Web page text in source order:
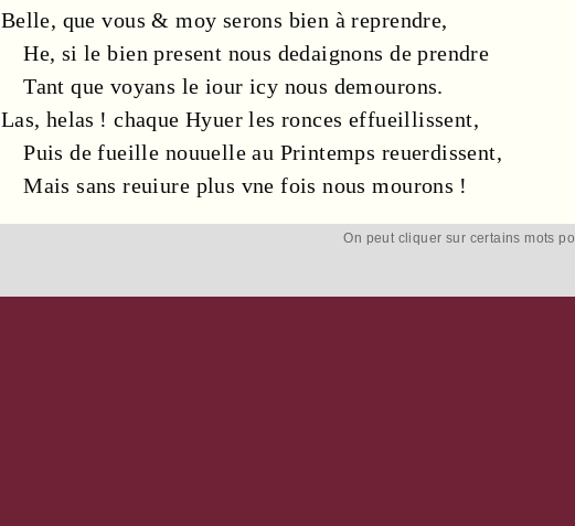
Belle, que vous & moy serons bien à reprendre,
He, si lebien present nous dedaignons de prendre
Tant que voyans le iour icy nous demourons.
Las, helas ! chaque Hyuer lesronces effueillissent,
Puis defueille nouuelle au Printemps reuerdissent,
Mais sans reuiure plus vne fois nous mourons !
On peut cliquer sur certains mots